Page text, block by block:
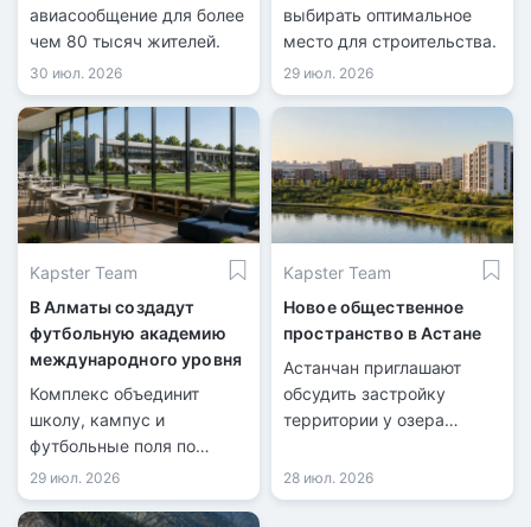
авиасообщение для более
чем 80 тысяч жителей.
30 июл. 2026
выбирать оптимальное
место для строительства.
29 июл. 2026
Kapster Team
В Алматы создадут
футбольную академию
международного уровня
Комплекс объединит
школу, кампус и
футбольные поля по
стандартам FIFA.
29 июл. 2026
Kapster Team
Новое общественное
пространство в Астане
Астанчан приглашают
обсудить застройку
территории у озера
28 июл. 2026